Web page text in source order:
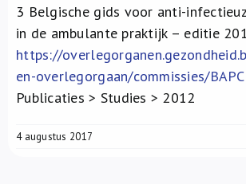
3 Belgische gids voor anti-
in de ambulante praktijk – editie
https://
en-overlegorgaan/commissies/
Publicaties > Studies > 2012
4 augustus 2017